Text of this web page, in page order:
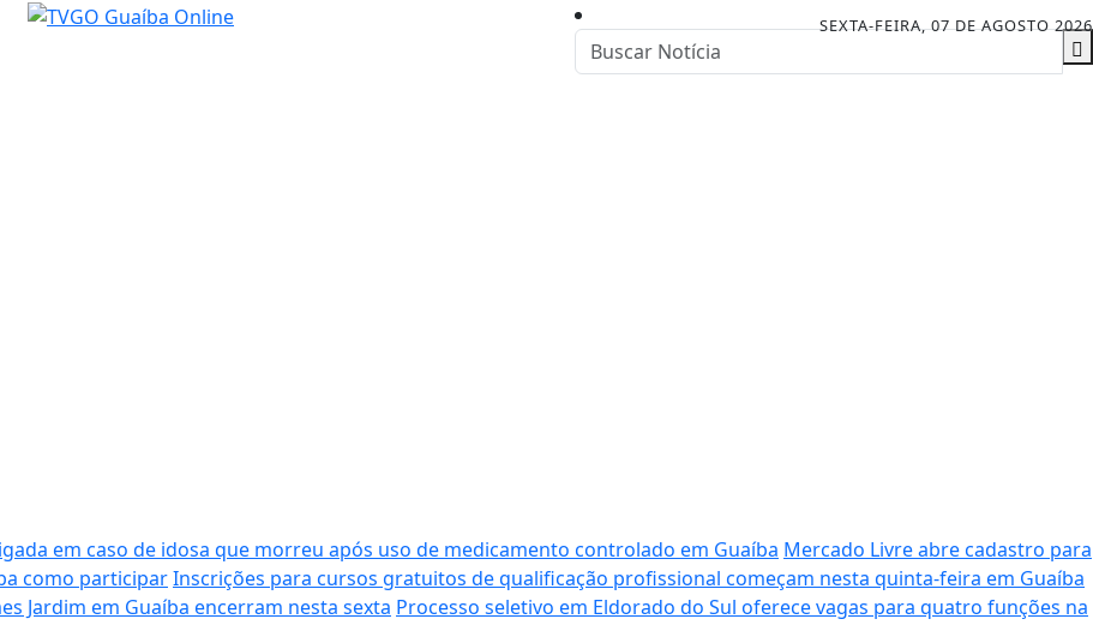
SEXTA-FEIRA, 07 DE AGOSTO 2026
em caso de idosa que morreu após uso de medicamento controlado em Guaíba Mercado Livre abre cadastro para
como participarInscrições para cursos gratuitos de qualificação profissional começam nesta quinta-feira em Guaíba
Jardim em Guaíba encerram nesta sexta Processo seletivo em Eldorado do Sul oferece vagas para quatro funções na